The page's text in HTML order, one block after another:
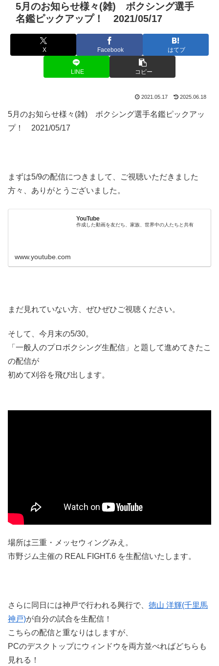
5月のお知らせ様々(雑) ボクシング選手
名鑑ピックアップ！ 2021/05/17
X Facebook はてブ
LINE コピー
2021.05.17 2025.06.18
5月のお知らせ様々(雑) ボクシング選手名鑑ピックアッ
プ！ 2021/05/17
まずは5/9の配信につきまして、ご視聴いただきました
方々、ありがとうございました。
YouTube
作成した動画を友だち、家族、世界中の人たちと共有
www.youtube.com
まだ見れていない方、ぜひぜひご視聴ください。
そして、今月末の5/30。
「一般人のプロボクシング生配信」と題して進めてきたこ
の配信が
初めて刈谷を飛び出します。
場所は三重・メッセウィングみえ。
市野ジム主催の REAL FIGHT.6 を生配信いたします。
さらに同日には神戸で行われる興行で、 徳山 洋輝(千里馬
神戸)が自分の試合を生配信！
こちらの配信と重なりはしますが、
PCのデスクトップにウィンドウを両方並べればどちらも
見れる！